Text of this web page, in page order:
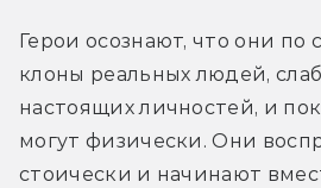
Герои осознают, что они по
клоны реальных людей,
настоящих личностей, и
могут физически. Они
стоически и начинают